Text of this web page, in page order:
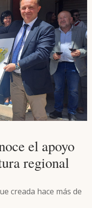
el apoyo
regional
creada hace más de